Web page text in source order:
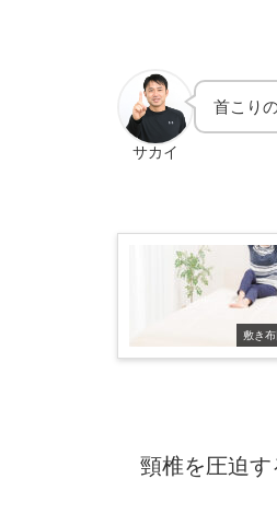
サカイ
首こり
敷き布
頸椎を圧迫す